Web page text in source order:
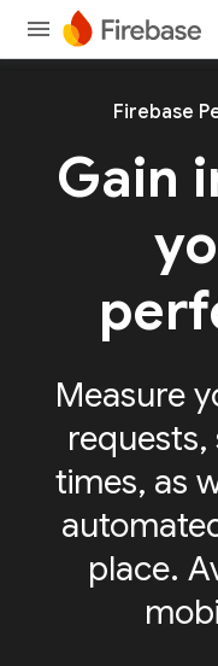
Firebase
Gain
Measure
times, as
place.